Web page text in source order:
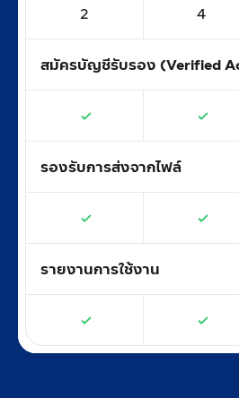
2 4
สมัครบัญชีรับรอง (Verified
รองรับการส่งจากไฟล์
รายงานการใช้งาน